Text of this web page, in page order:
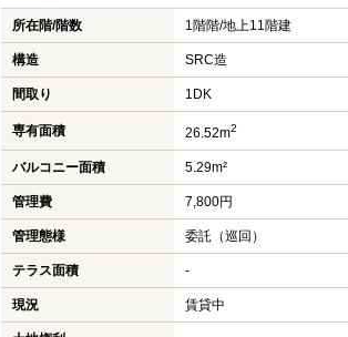
所在階/階数 1階階/地上11階建
構造 SRC造
間取り 1DK
専有面積 26.52m2
バルコニー面積 5.29m²
管理費 7,800円
管理態様 委託（巡回）
テラス面積 -
現況 賃貸中